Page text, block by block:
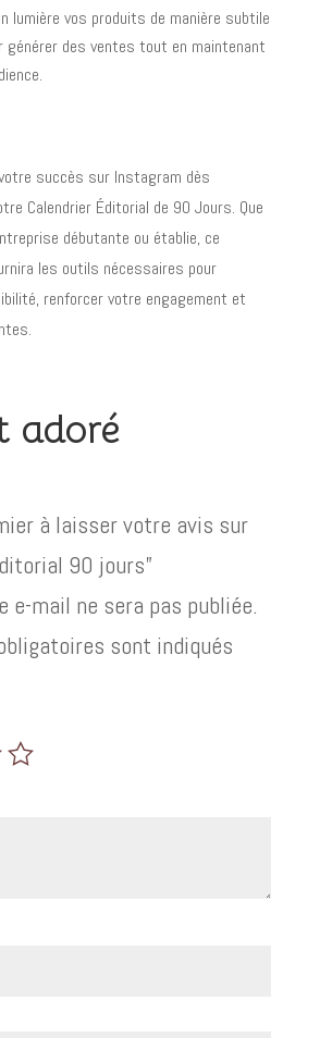
lumière vos produits de manière subtile
générer des ventes tout en maintenant
succès sur Instagram dès
Calendrier Éditorial de 90 Jours. Que
débutante ou établie, ce
les outils nécessaires pour
renforcer votre engagement et
adoré
à laisser votre avis sur
90 jours”
e-mail ne sera pas publiée.
sont indiqués